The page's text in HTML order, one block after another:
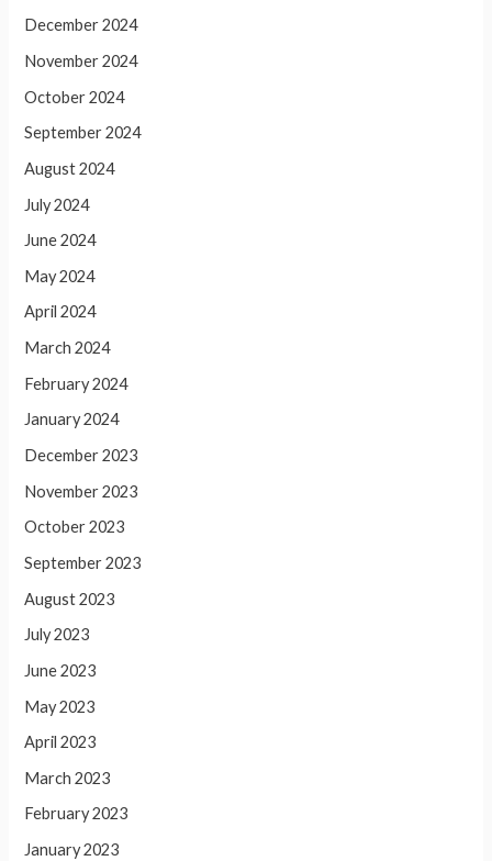
December 2024
November 2024
October 2024
September 2024
August 2024
July 2024
June 2024
May 2024
April 2024
March 2024
February 2024
January 2024
December 2023
November 2023
October 2023
September 2023
August 2023
July 2023
June 2023
May 2023
April 2023
March 2023
February 2023
January 2023